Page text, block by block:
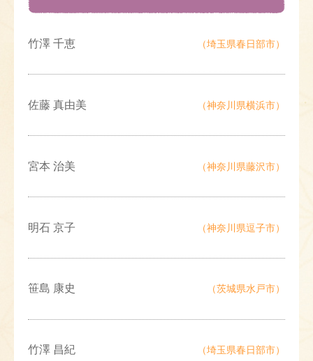
竹澤 千恵 （埼玉県春日部市）
佐藤 真由美 （神奈川県横浜市）
宮本 治美 （神奈川県藤沢市）
明石 京子 （神奈川県逗子市）
笹島 康史 （茨城県水戸市）
竹澤 昌紀 （埼玉県春日部市）